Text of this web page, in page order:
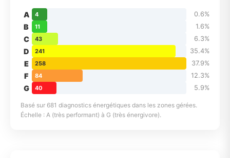
A 4 0.6%
B 11 1.6%
C 43 6.3%
D 241 35.4%
E 258 37.9%
F 84 12.3%
G 40 5.9%
Basé sur 681 diagnostics énergétiques dans les zones gérées.
Échelle : A (très performant) à G (très énergivore).